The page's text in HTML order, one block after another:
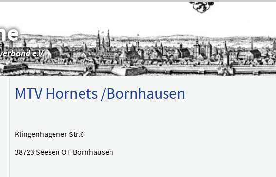
e.V.
MTV Hornets /Bornhausen
Klingenhagener Str.6
38723 Seesen OT Bornhausen